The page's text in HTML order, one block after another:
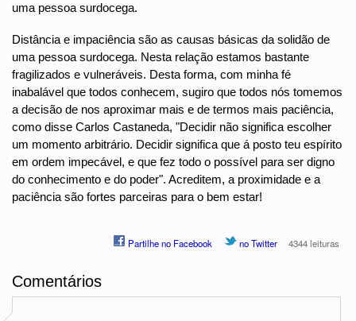
uma pessoa surdocega.
Distância e impaciência são as causas básicas da solidão de
uma pessoa surdocega. Nesta relação estamos bastante
fragilizados e vulneráveis. Desta forma, com minha fé
inabalável que todos conhecem, sugiro que todos nós tomemos
a decisão de nos aproximar mais e de termos mais paciência,
como disse Carlos Castaneda, "Decidir não significa escolher
um momento arbitrário. Decidir significa que á posto teu espírito
em ordem impecável, e que fez todo o possível para ser digno
do conhecimento e do poder". Acreditem, a proximidade e a
paciência são fortes parceiras para o bem estar!
Partilhe no Facebook no Twitter 4344 leituras
Comentários